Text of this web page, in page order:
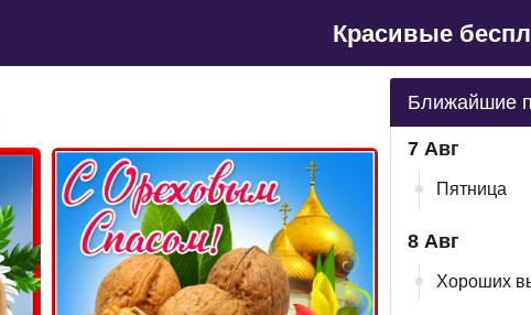
Красивые
Ближайшие
7 Авг
Пятница
8 Авг
Хороших